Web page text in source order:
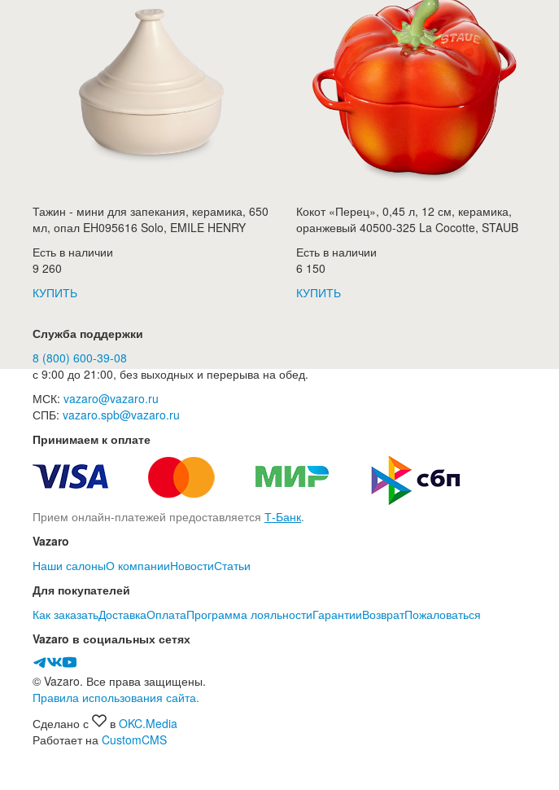
Тажин - мини для запекания, керамика, 650
мл, опал EH095616 Solo, EMILE HENRY
Есть в наличии
9 260
КУПИТЬ
Кокот «Перец», 0,45 л, 12 см, керамика,
оранжевый 40500-325 La Cocotte, STAUB
Есть в наличии
6 150
КУПИТЬ
Служба поддержки
8 (800) 600-39-08
с 9:00 до 21:00, без выходных и перерыва на обед.
МСК: vazaro@vazaro.ru
СПБ: vazaro.spb@vazaro.ru
Принимаем к оплате
Прием онлайн-платежей предоставляется Т-Банк.
Vazaro
Наши салоныО компанииНовостиСтатьи
Для покупателей
Как заказатьДоставкаОплатаПрограмма лояльностиГарантииВозвратПожаловаться
Vazaro в социальных сетях
© Vazaro. Все права защищены.
Правила использования сайта.
Сделано с
в OKC.Media
Работает на CustomCMS